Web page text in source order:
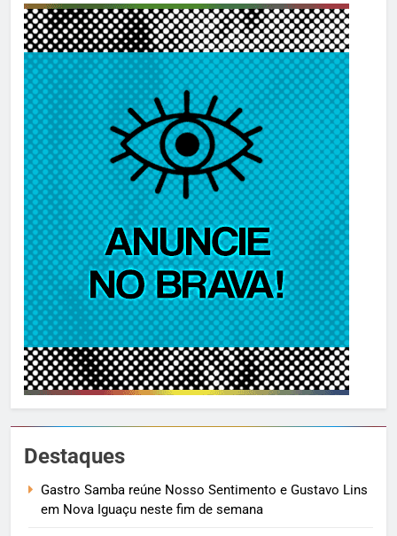
Destaques
Gastro Samba reúne Nosso Sentimento e Gustavo Lins
em Nova Iguaçu neste fim de semana